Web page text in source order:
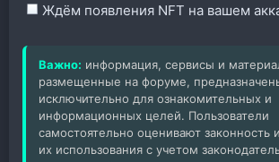
Ждём появления NFT на вашем
Важно: информация, сервисы и
размещенные на форуме,
исключительно для ознакомительных и
информационных целей. Пользователи
самостоятельно оценивают законность
их использования с учетом